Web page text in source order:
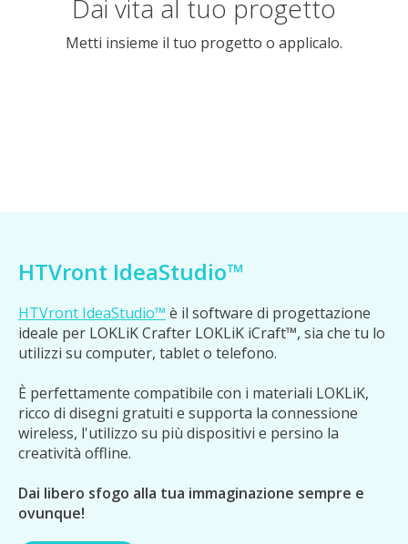
Dai vita al tuo progetto
Metti insieme il tuo progetto o applicalo.
HTVront IdeaStudio™
HTVront IdeaStudio™ è il software di progettazione
ideale per LOKLiK Crafter LOKLiK iCraft™, sia che tu lo
utilizzi su computer, tablet o telefono.
È perfettamente compatibile con i materiali LOKLiK,
ricco di disegni gratuiti e supporta la connessione
wireless, l'utilizzo su più dispositivi e persino la
creatività offline.
Dai libero sfogo alla tua immaginazione sempre e
ovunque!